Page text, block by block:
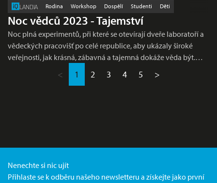
LANDIA Rodina Workshop Dospělí Studenti Děti
Noc vědců 2023 - Tajemství
Noc plná experimentů, při které se otevírají dveře laboratoří a
vědeckých pracovišť po celé republice, aby ukázaly široké
veřejnosti, jak krásná, zábavná a tajemná dokáže věda být.…
< 1 2 3 4 5 >
Nenechte si nic ujít
Přihlaste se k odběru našeho newsletteru a získejte jako první